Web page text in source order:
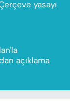
yasayı
açıklama